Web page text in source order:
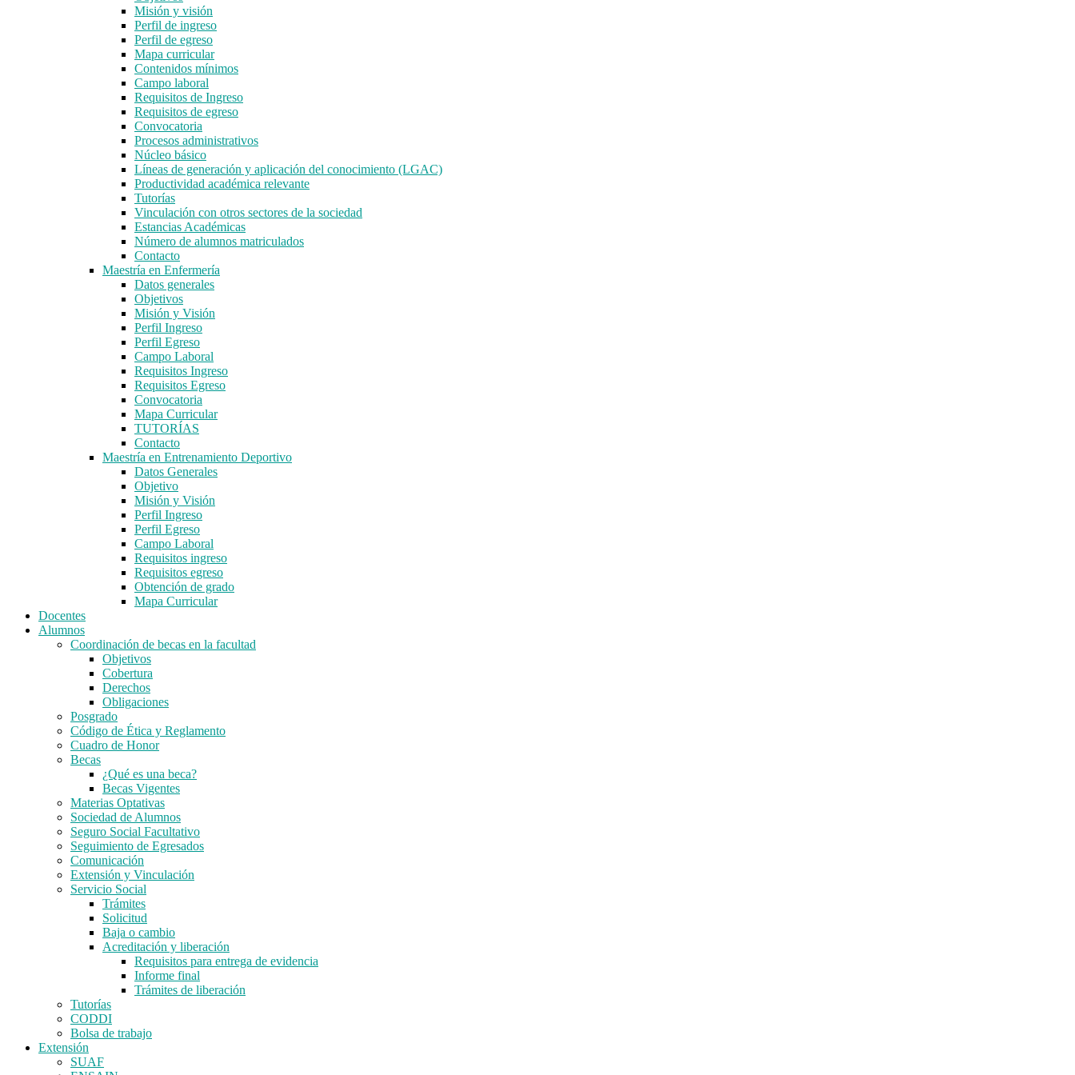
Misión y visión
Perfil de ingreso
Perfil de egreso
Mapa curricular
Contenidos mínimos
Campo laboral
Requisitos de Ingreso
Requisitos de egreso
Convocatoria
Procesos administrativos
Núcleo básico
Líneas de generación y aplicación del conocimiento (LGAC)
Productividad académica relevante
Tutorías
Vinculación con otros sectores de la sociedad
Estancias Académicas
Número de alumnos matriculados
Contacto
Maestría en Enfermería
Datos generales
Objetivos
Misión y Visión
Perfil Ingreso
Perfil Egreso
Campo Laboral
Requisitos Ingreso
Requisitos Egreso
Convocatoria
Mapa Curricular
TUTORÍAS
Contacto
Maestría en Entrenamiento Deportivo
Datos Generales
Objetivo
Misión y Visión
Perfil Ingreso
Perfil Egreso
Campo Laboral
Requisitos ingreso
Requisitos egreso
Obtención de grado
Mapa Curricular
Docentes
Alumnos
Coordinación de becas en la facultad
Objetivos
Cobertura
Derechos
Obligaciones
Posgrado
Código de Ética y Reglamento
Cuadro de Honor
Becas
¿Qué es una beca?
Becas Vigentes
Materias Optativas
Sociedad de Alumnos
Seguro Social Facultativo
Seguimiento de Egresados
Comunicación
Extensión y Vinculación
Servicio Social
Trámites
Solicitud
Baja o cambio
Acreditación y liberación
Requisitos para entrega de evidencia
Informe final
Trámites de liberación
Tutorías
CODDI
Bolsa de trabajo
Extensión
SUAF